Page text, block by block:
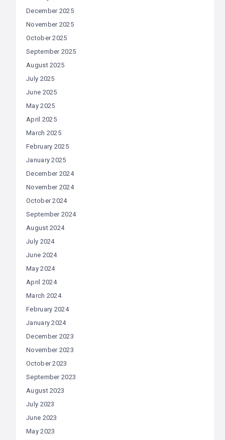
December 2025
November 2025
October 2025
September 2025
August 2025
July 2025
June 2025
May 2025
April 2025
March 2025
February 2025
January 2025
December 2024
November 2024
October 2024
September 2024
August 2024
July 2024
June 2024
May 2024
April 2024
March 2024
February 2024
January 2024
December 2023
November 2023
October 2023
September 2023
August 2023
July 2023
June 2023
May 2023